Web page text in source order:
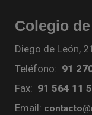
Colegio
Diego de León,
Teléfono: 91
Fax: 91 564 11
Email: